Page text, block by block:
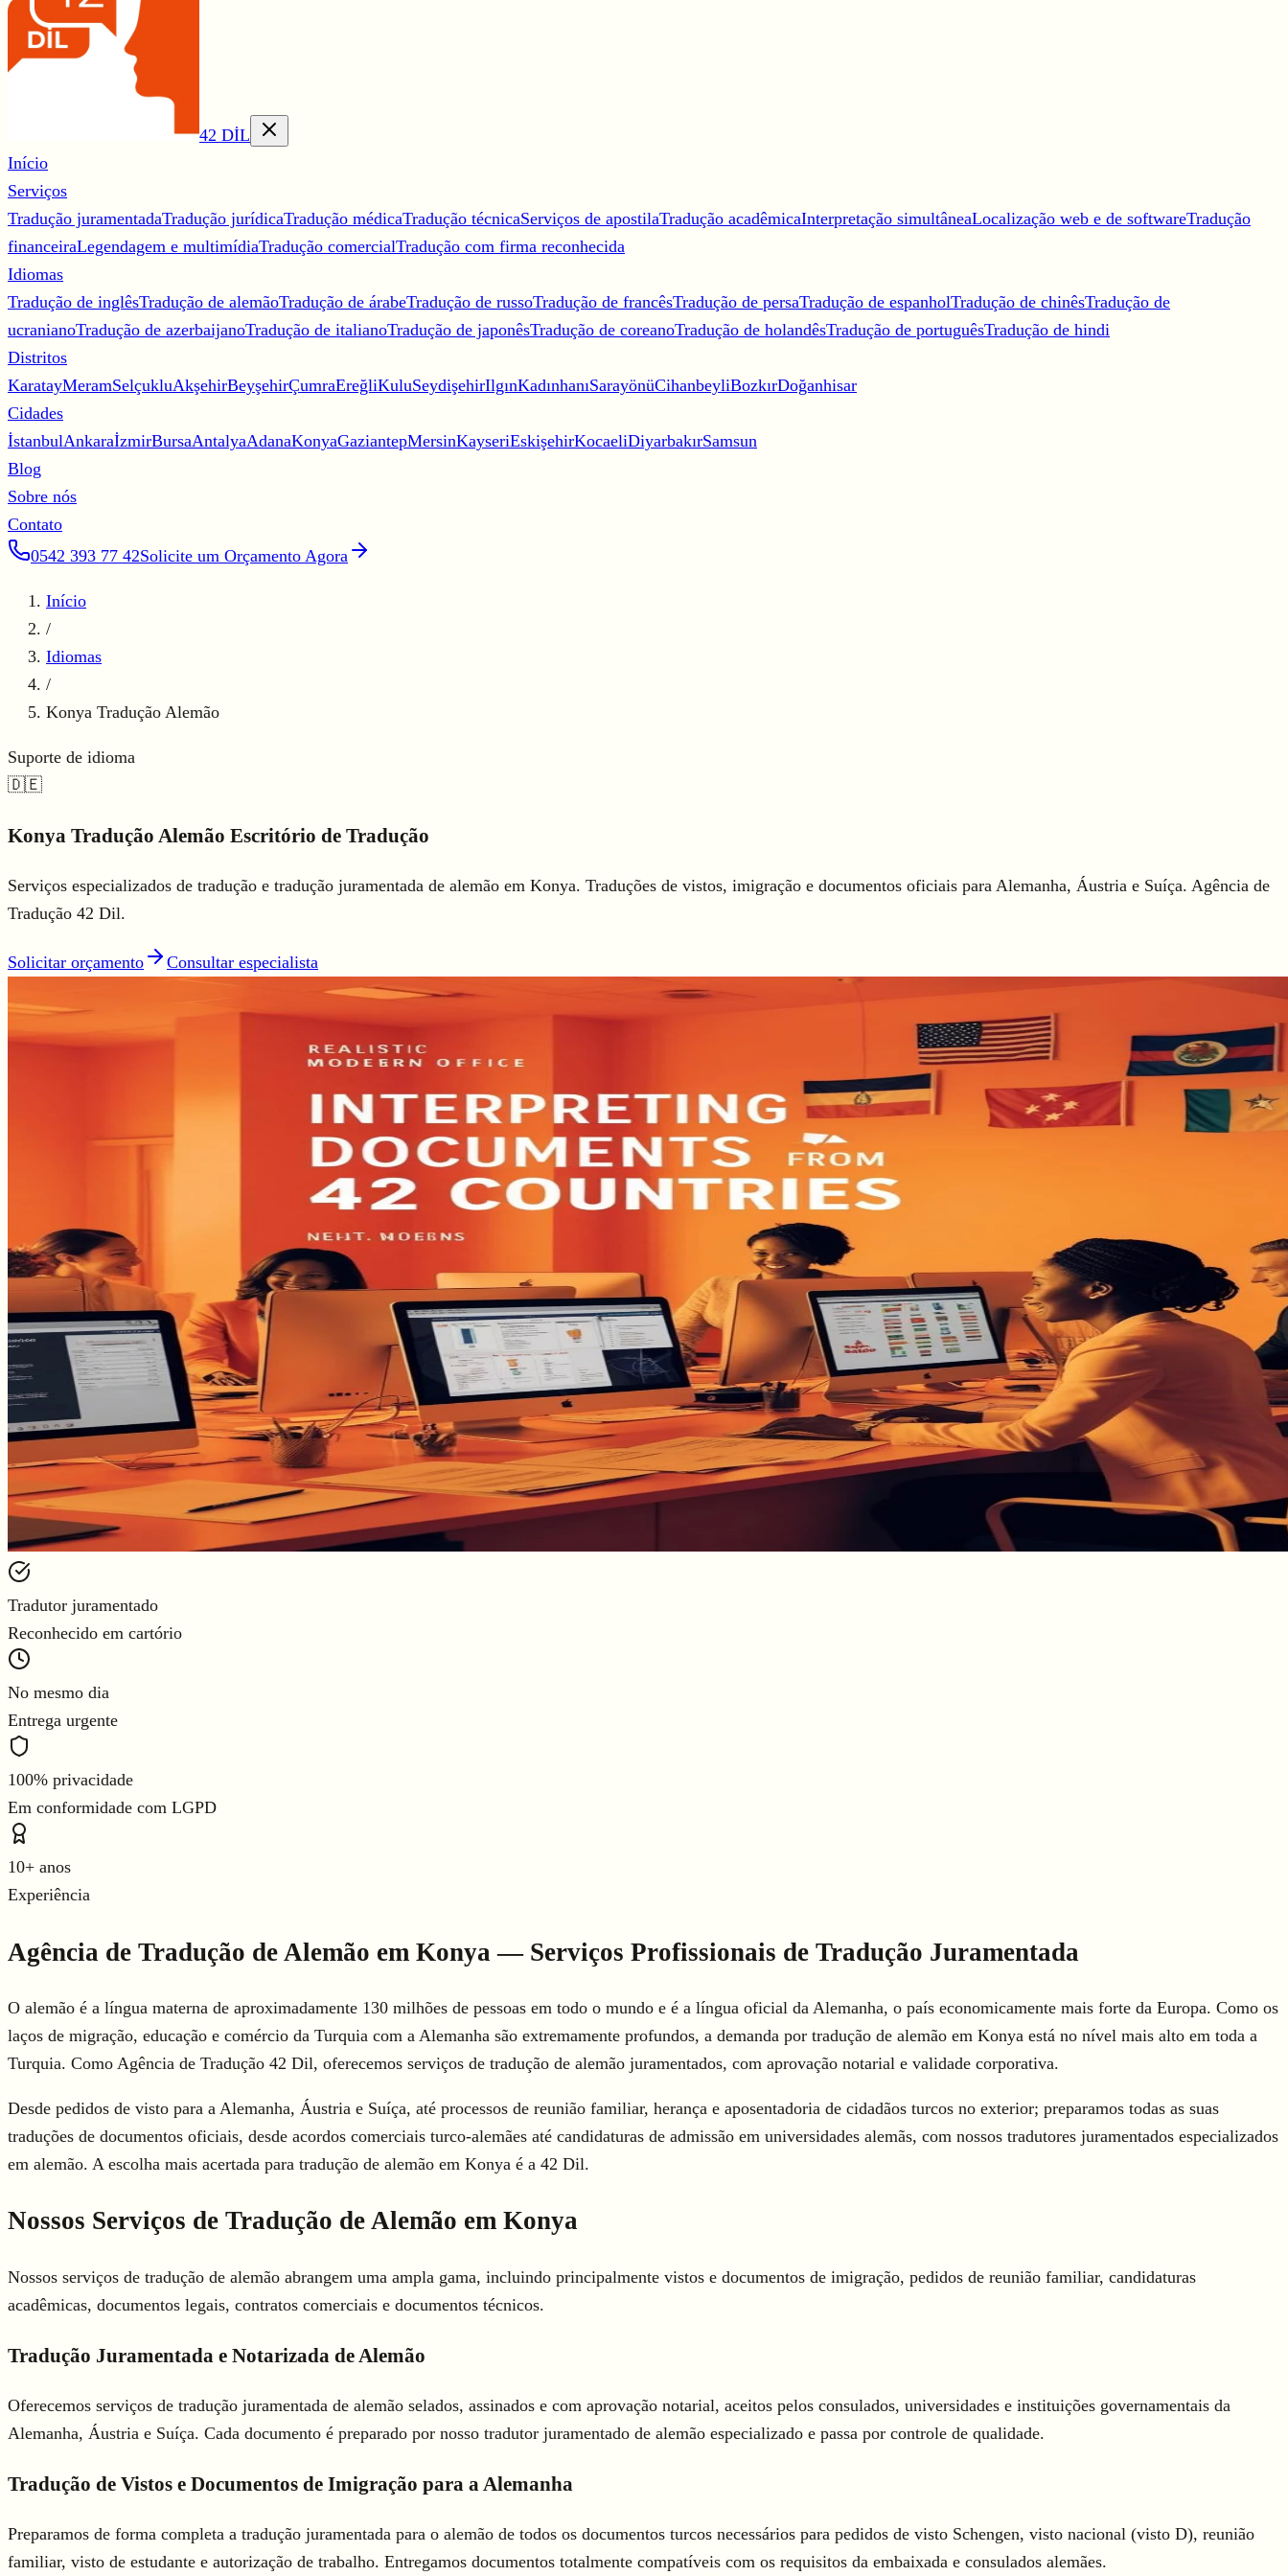
42 DİL
Início
Serviços
Tradução juramentadaTradução jurídicaTradução médicaTradução técnicaServiços de apostilaTradução acadêmicaInterpretação simultâneaLocalização web e de softwareTradução
financeiraLegendagem e multimídiaTradução comercialTradução com firma reconhecida
Idiomas
Tradução de inglêsTradução de alemãoTradução de árabeTradução de russoTradução de francêsTradução de persaTradução de espanholTradução de chinêsTradução de
ucranianoTradução de azerbaijanoTradução de italianoTradução de japonêsTradução de coreanoTradução de holandêsTradução de portuguêsTradução de hindi
Distritos
KaratayMeramSelçukluAkşehirBeyşehirÇumraEreğliKuluSeydişehirIlgınKadınhanıSarayönüCihanbeyliBozkırDoğanhisar
Cidades
İstanbulAnkaraİzmirBursaAntalyaAdanaKonyaGaziantepMersinKayseriEskişehirKocaeliDiyarbakırSamsun
Blog
Sobre nós
Contato
0542 393 77 42Solicite um Orçamento Agora
Início
/
Idiomas
/
Konya Tradução Alemão
Suporte de idioma
🇩🇪
Konya Tradução Alemão Escritório de Tradução
Serviços especializados de tradução e tradução juramentada de alemão em Konya. Traduções de vistos, imigração e documentos oficiais para Alemanha, Áustria e Suíça. Agência de
Tradução 42 Dil.
Solicitar orçamento Consultar especialista
Tradutor juramentado
Reconhecido em cartório
No mesmo dia
Entrega urgente
100% privacidade
Em conformidade com LGPD
10+ anos
Experiência
Agência de Tradução de Alemão em Konya — Serviços Profissionais de Tradução Juramentada
O alemão é a língua materna de aproximadamente 130 milhões de pessoas em todo o mundo e é a língua oficial da Alemanha, o país economicamente mais forte da Europa. Como os
laços de migração, educação e comércio da Turquia com a Alemanha são extremamente profundos, a demanda por tradução de alemão em Konya está no nível mais alto em toda a
Turquia. Como Agência de Tradução 42 Dil, oferecemos serviços de tradução de alemão juramentados, com aprovação notarial e validade corporativa.
Desde pedidos de visto para a Alemanha, Áustria e Suíça, até processos de reunião familiar, herança e aposentadoria de cidadãos turcos no exterior; preparamos todas as suas
traduções de documentos oficiais, desde acordos comerciais turco-alemães até candidaturas de admissão em universidades alemãs, com nossos tradutores juramentados especializados
em alemão. A escolha mais acertada para tradução de alemão em Konya é a 42 Dil.
Nossos Serviços de Tradução de Alemão em Konya
Nossos serviços de tradução de alemão abrangem uma ampla gama, incluindo principalmente vistos e documentos de imigração, pedidos de reunião familiar, candidaturas
acadêmicas, documentos legais, contratos comerciais e documentos técnicos.
Tradução Juramentada e Notarizada de Alemão
Oferecemos serviços de tradução juramentada de alemão selados, assinados e com aprovação notarial, aceitos pelos consulados, universidades e instituições governamentais da
Alemanha, Áustria e Suíça. Cada documento é preparado por nosso tradutor juramentado de alemão especializado e passa por controle de qualidade.
Tradução de Vistos e Documentos de Imigração para a Alemanha
Preparamos de forma completa a tradução juramentada para o alemão de todos os documentos turcos necessários para pedidos de visto Schengen, visto nacional (visto D), reunião
familiar, visto de estudante e autorização de trabalho. Entregamos documentos totalmente compatíveis com os requisitos da embaixada e consulados alemães.